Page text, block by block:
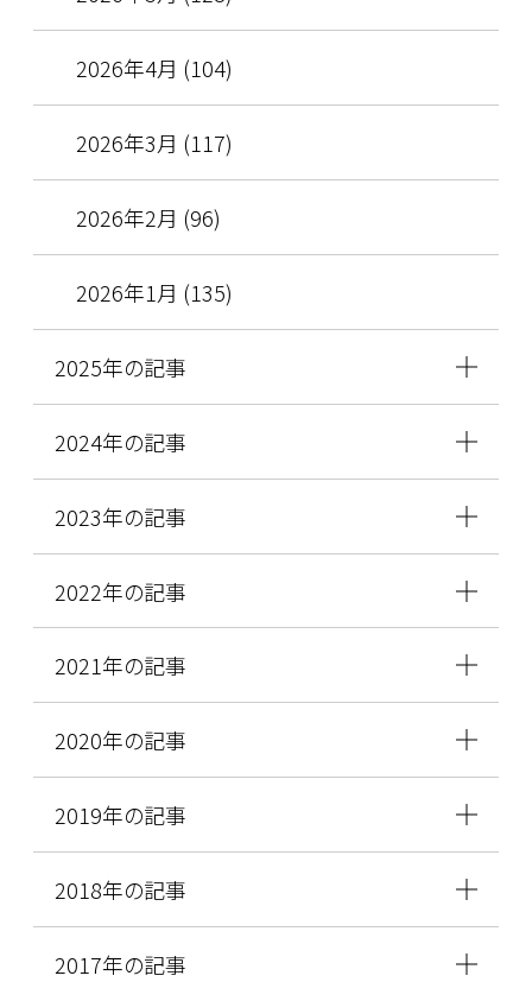
2026年4月 (104)
2026年3月 (117)
2026年2月 (96)
2026年1月 (135)
2025年の記事
2024年の記事
2023年の記事
2022年の記事
2021年の記事
2020年の記事
2019年の記事
2018年の記事
2017年の記事